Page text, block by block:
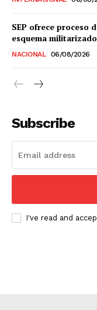
SEP ofrece proceso
esquema militarizado
NACIONAL 06/08/2026
Subscribe
I've read and